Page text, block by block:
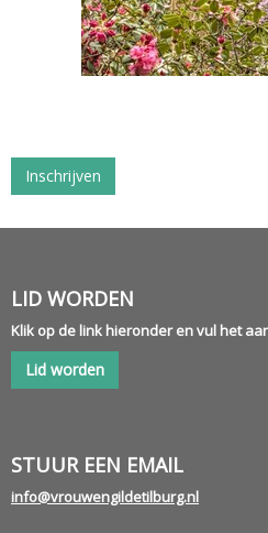
Inschrijven
LID WORDEN
Klik op de link hieronder en vul het
Lid worden
STUUR EEN EMAIL
ofni@vrouwengildetilburg.nl